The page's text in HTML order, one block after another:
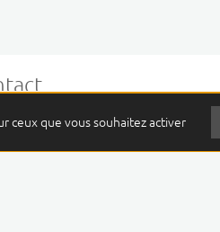
Jean PERRIN
ceux que vous souhaitez activer